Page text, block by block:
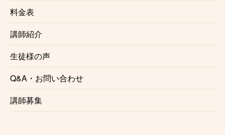
料金表
講師紹介
生徒様の声
Q&A・お問い合わせ
講師募集
張レッスン
※場所によりお断りさせていただく事がございます。
また出張レッスンには対応していない講師もおります
ので予めご了承ください。